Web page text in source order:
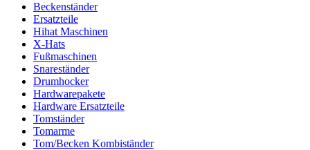
Beckenständer
Ersatzteile
Hihat Maschinen
X-Hats
Fußmaschinen
Snareständer
Drumhocker
Hardwarepakete
Hardware Ersatzteile
Tomständer
Tomarme
Tom/Becken Kombiständer